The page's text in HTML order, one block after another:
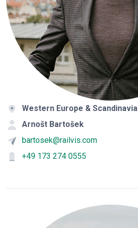
Western Europe & Scandinavia
Arnošt Bartošek
bartosek@railvis.com
+49 173 274 0555